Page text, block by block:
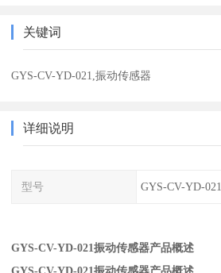
关键词
GYS-CV-YD-021,振动传感器
详细说明
型号 GYS-CV-YD-021
GYS-CV-YD-021振动传感器产品概述